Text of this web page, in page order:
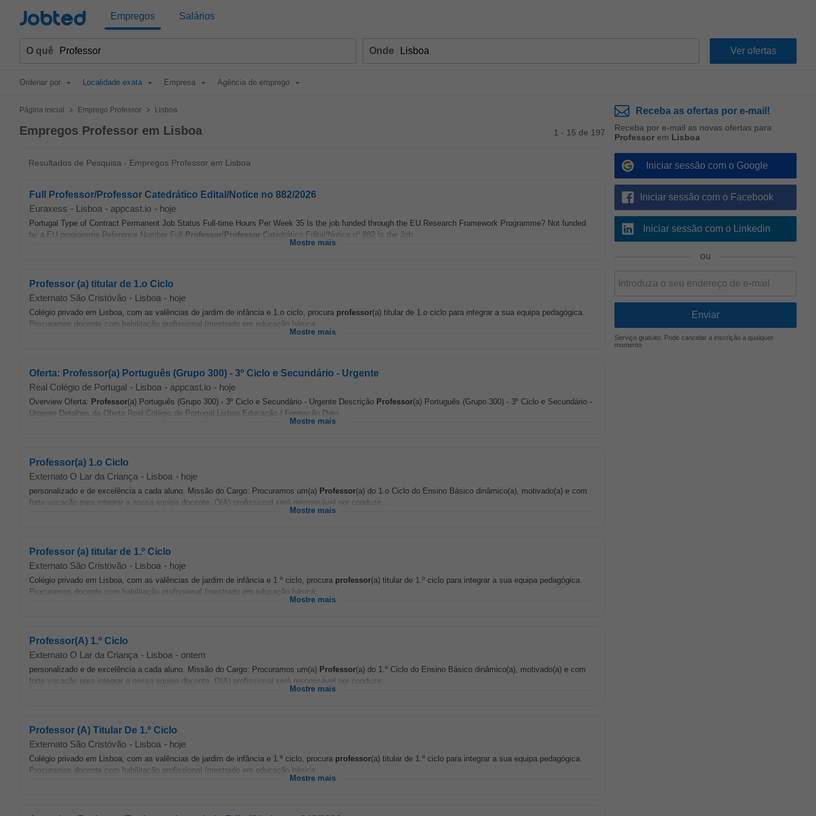
Jobted Empregos Salários
O quê Onde
Ordenar por Localidade exata Empresa Agência de emprego
Página inicial > Emprego Professor > Lisboa
Empregos Professor em Lisboa 1 - 15 de 197
Resultados de Pesquisa - Empregos Professor em Lisboa
Full Professor/Professor Catedrático Edital/Notice no 882/2026
Euraxess - Lisboa - appcast.io - hoje
Portugal Type of Contract Permanent Job Status Full-time Hours Per Week 35 Is the job funded through the EU Research Framework Programme? Not funded
by a EU programme Reference Number Full Professor/Professor Catedrático Edital/Notice nº 882 Is the Job...
Mostre mais
Professor (a) titular de 1.o Ciclo
Externato São Cristóvão - Lisboa - hoje
Colégio privado em Lisboa, com as valências de jardim de infância e 1.o ciclo, procura professor(a) titular de 1.o ciclo para integrar a sua equipa pedagógica.
Procuramos docente com habilitação profissional (mestrado em educação básica...
Mostre mais
Oferta: Professor(a) Português (Grupo 300) - 3º Ciclo e Secundário - Urgente
Real Colégio de Portugal - Lisboa - appcast.io - hoje
Overview Oferta: Professor(a) Português (Grupo 300) - 3º Ciclo e Secundário - Urgente Descrição Professor(a) Português (Grupo 300) - 3º Ciclo e Secundário -
Urgente Detalhes da Oferta Real Colégio de Portugal Lisboa Educação / Formação Data...
Mostre mais
Professor(a) 1.o Ciclo
Externato O Lar da Criança - Lisboa - hoje
personalizado e de excelência a cada aluno. Missão do Cargo: Procuramos um(a) Professor(a) do 1.o Ciclo do Ensino Básico dinâmico(a), motivado(a) e com
forte vocação para integrar a nossa equipa docente. O(A) profissional será responsável por conduzir...
Mostre mais
Professor (a) titular de 1.º Ciclo
Externato São Cristóvão - Lisboa - hoje
Colégio privado em Lisboa, com as valências de jardim de infância e 1.º ciclo, procura professor(a) titular de 1.º ciclo para integrar a sua equipa pedagógica.
Procuramos docente com habilitação profissional (mestrado em educação básica...
Mostre mais
Professor(A) 1.º Ciclo
Externato O Lar da Criança - Lisboa - ontem
personalizado e de excelência a cada aluno. Missão do Cargo: Procuramos um(a) Professor(a) do 1.º Ciclo do Ensino Básico dinâmico(a), motivado(a) e com
forte vocação para integrar a nossa equipa docente. O(A) profissional será responsável por conduzir...
Mostre mais
Professor (A) Titular De 1.º Ciclo
Externato São Cristóvão - Lisboa - hoje
Colégio privado em Lisboa, com as valências de jardim de infância e 1.º ciclo, procura professor(a) titular de 1.º ciclo para integrar a sua equipa pedagógica.
Procuramos docente com habilitação profissional (mestrado em educação básica...
Mostre mais
Receba as ofertas por e-mail!
Receba por e-mail as novas ofertas para
Professor em Lisboa
Iniciar sessão com o Google
Iniciar sessão com o Facebook
Iniciar sessão com o Linkedin
ou
Serviço gratuito. Pode cancelar a inscrição a qualquer
momento